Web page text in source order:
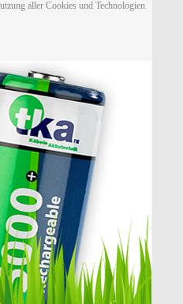
aller Cookies und Technologien